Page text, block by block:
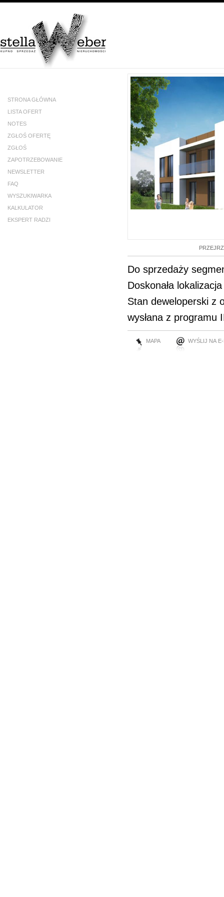
STRONA GŁÓWNA
LISTA OFERT
NOTES
ZGŁOŚ OFERTĘ
ZGŁOŚ
ZAPOTRZEBOWANIE
NEWSLETTER
FAQ
WYSZUKIWARKA
KALKULATOR
EKSPERT RADZI
Do sprzedaży
Doskonała
Stan deweloperski z
wysłana z programu
MAPA WYŚLIJ NA